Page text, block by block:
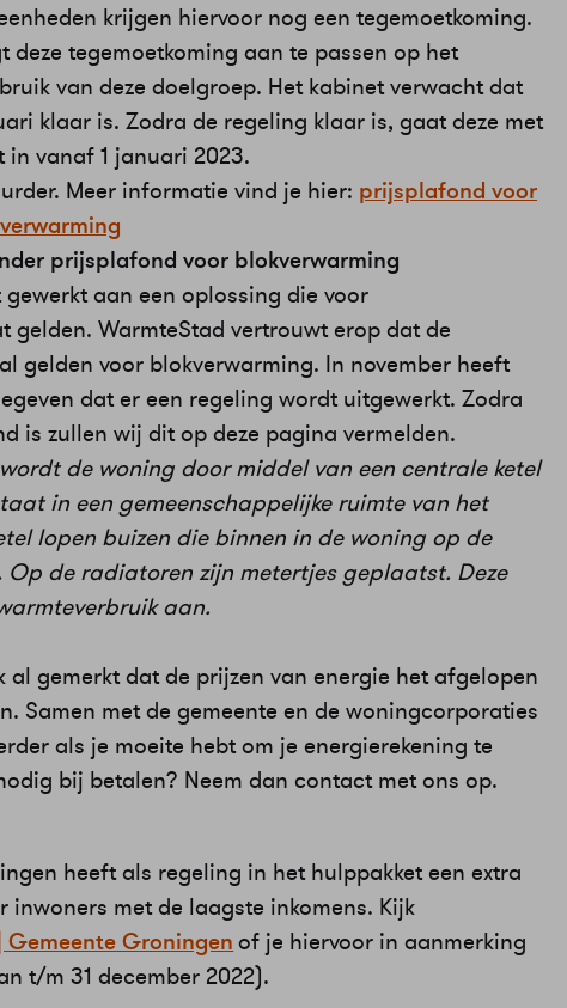
krijgen hiervoor nog een tegemoetkoming.
deze tegemoetkoming aan te passen op het
van deze doelgroep. Het kabinet verwacht dat
klaar is. Zodra de regeling klaar is, gaat deze met
vanaf 1 januari 2023.
Meer informatie vind je hier: prijsplafond voor
prijsplafond voor blokverwarming
aan een oplossing die voor
gelden. WarmteStad vertrouwt erop dat de
gelden voor blokverwarming. In november heeft
dat er een regeling wordt uitgewerkt. Zodra
is zullen wij dit op deze pagina vermelden.
de woning door middel van een centrale ketel
in een gemeenschappelijke ruimte van het
lopen buizen die binnen in de woning op de
de radiatoren zijn metertjes geplaatst. Deze
aan.
gemerkt dat de prijzen van energie het afgelopen
Samen met de gemeente en de woningcorporaties
als je moeite hebt om je energierekening te
bij betalen? Neem dan contact met ons op.
heeft als regeling in het hulppakket een extra
inwoners met de laagste inkomens. Kijk
Gemeente Groningenof je hiervoor in aanmerking
t/m 31 december 2022).